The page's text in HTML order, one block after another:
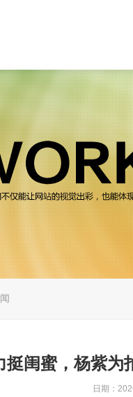
挺闺蜜，杨紫为
日期：